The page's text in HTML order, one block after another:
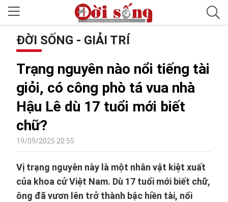
ĐỜI SỐNG - GIẢI TRÍ
Trạng nguyên nào nổi tiếng tài
giỏi, có công phò tá vua nhà
Hậu Lê dù 17 tuổi mới biết
chữ?
19/09/2025 20:55
Vị trạng nguyên này là một nhân vật kiệt xuất
của khoa cử Việt Nam. Dù 17 tuổi mới biết chữ,
ông đã vươn lên trở thành bậc hiền tài, nổi